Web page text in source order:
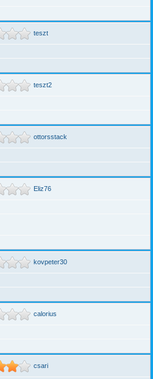
teszt
teszt2
ottorsstack
Eliz76
kovpeter30
calorius
csari